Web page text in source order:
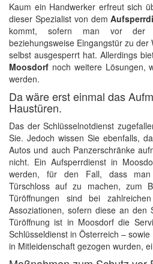
Kaum ein Handwerker erfreut sich
dieser Spezialist von dem
kommt, sofern man vor der
beziehungsweise Eingangstür zu
selbst ausgesperrt hat. Allerdings
Moosdorf noch weitere Lösungen,
werden.
Da wäre erst einmal das
Haustüren.
Das der Schlüsselnotdienst
Sie. Jedoch wissen Sie ebenfalls,
Autos und auch Panzerschränke
nicht. Ein Aufsperrdienst in
werden, für den Fall, dass man
Türschloss auf zu machen, zum
Türöffnungen sind bei
Assoziationen, sofern diese an den
Türöffnung ist in Moosdorf die
Schlüsseldienst in Österreich –
in Mitleidenschaft gezogen wurden,